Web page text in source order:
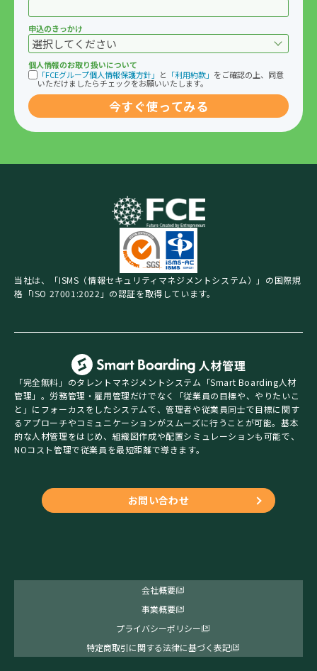
申込のきっかけ
個人情報のお取り扱いについて
「FCEグループ個人情報保護方針」 と 「利用約款」 をご確認の上、同意
いただけましたらチェックをお願いいたします。
当社は、「ISMS（情報セキュリティマネジメントシステム）」の国際規
格「ISO 27001:2022」の認証を取得しています。
「完全無料」のタレントマネジメントシステム「Smart Boarding人材
管理」。労務管理・雇用管理だけでなく「従業員の目標や、やりたいこ
と」にフォーカスをしたシステムで、管理者や従業員同士で目標に関す
るアプローチやコミュニケーションがスムーズに行うことが可能。基本
的な人材管理をはじめ、組織図作成や配置シミュレーションも可能で、
NOコスト管理で従業員を最短距離で導きます。
お問い合わせ
会社概要
事業概要
プライバシーポリシー
特定商取引に関する法律に基づく表記